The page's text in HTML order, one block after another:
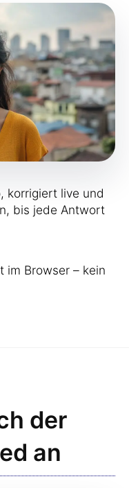
korrigiert live und
bis jede Antwort
im Browser – kein
der
an